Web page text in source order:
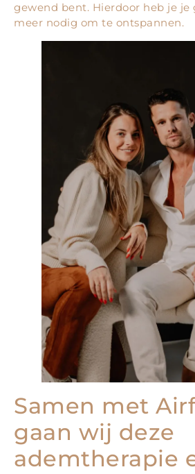
gewend bent. Hierdoor heb je je
meer nodig om te ontspannen.
Samen met
gaan wij deze
ademtherapie